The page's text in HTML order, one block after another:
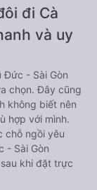
đi Cà
và uy
Đức - Sài Gòn
chọn. Đây cũng
không biết nên
hợp với mình.
chỗ ngồi yêu
- Sài Gòn
khi đặt trực